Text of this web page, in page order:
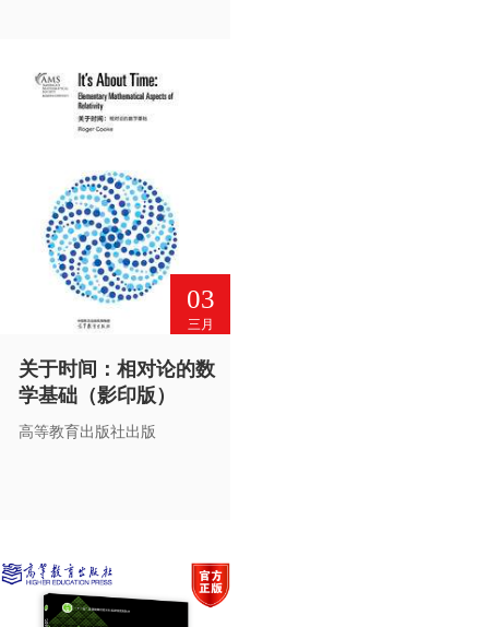
03
三月
关于时间：相对论的数
学基础（影印版）
高等教育出版社出版